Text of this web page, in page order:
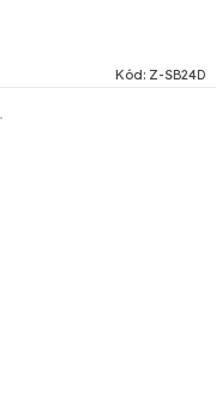
Kód: Z-SB24D